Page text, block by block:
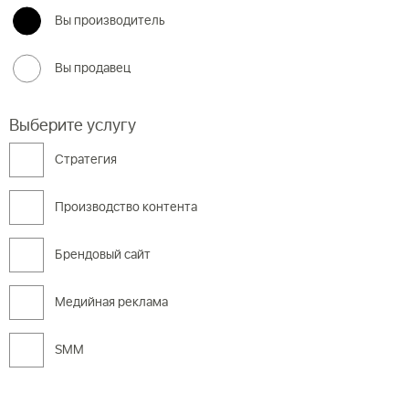
Вы производитель
Вы продавец
Выберите услугу
Cтратегия
Производство контента
Брендовый сайт
Медийная реклама
SMM